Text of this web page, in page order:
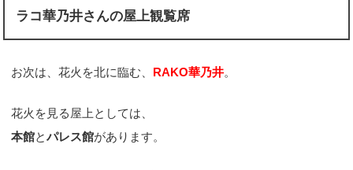
ラコ華乃井さんの屋上観覧席
お次は、花火を北に臨む、 RAKO華乃井。
花火を見る屋上としては、
本館とパレス館があります。